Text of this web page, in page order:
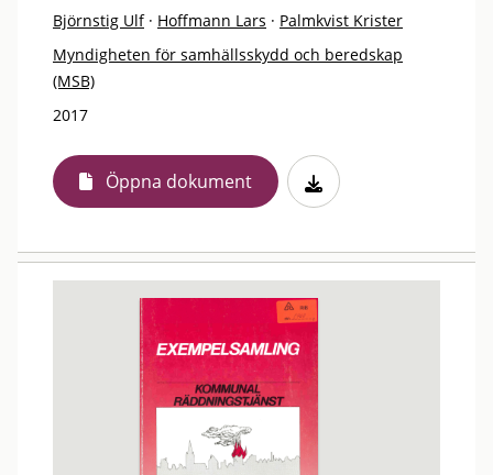
Björnstig Ulf · Hoffmann Lars · Palmkvist Krister
Myndigheten för samhällsskydd och beredskap
(MSB)
2017
Öppna dokument